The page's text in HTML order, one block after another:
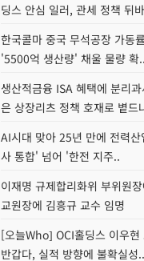
딩스 안심 일러, 관세 정책 뒤
한국콜마 중국 무석공장 가동
'5500억 생산량' 채울 물량 확..
생산적금융 ISA 혜택에 분리
은 상장리츠 정책 호재로 볕드
AI시대 맞아 25년 만에 전력
사 통합' 넘어 '한전 지주..
이재명 규제합리화위 부위원
교원장에 김흥규 교수 임명
[오늘Who] OCI홀딩스 이우현
반갑다, 실적 방향에 불확실성..